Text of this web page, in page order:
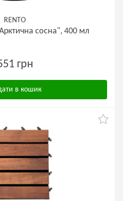
RENTO
сосна", 400 мл
грн
в кошик